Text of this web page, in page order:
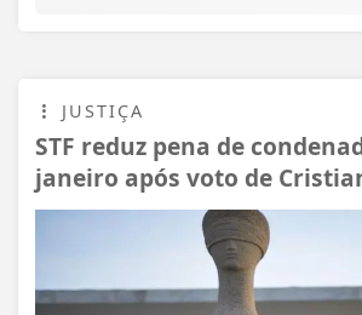
JUSTIÇA
STF reduz pena de
janeiro após voto de
Termos de Uso e Privacidade
Esse site utiliza cookies para
experiência de navegação. Ao
entendemos que você concorda
de Uso e Privacidade.